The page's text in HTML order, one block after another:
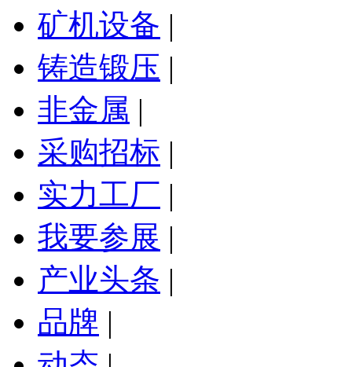
矿机设备 |
铸造锻压 |
非金属 |
采购招标 |
实力工厂 |
我要参展 |
产业头条 |
品牌 |